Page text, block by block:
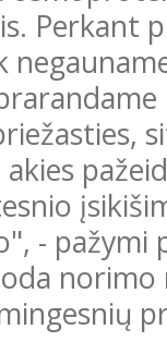
Perkant
-